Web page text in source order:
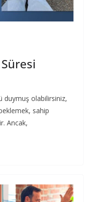
duymuş olabilirsiniz,
sahip
Ancak,